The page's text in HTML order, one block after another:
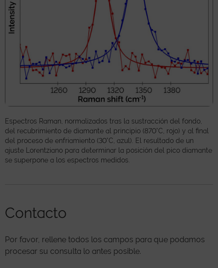
Espectros Raman, normalizados tras la sustracción del fondo,
del recubrimiento de diamante al principio (870°C, rojo) y al final
del proceso de enfriamiento (30°C, azul). El resultado de un
ajuste Lorentziano para determinar la posición del pico diamante
se superpone a los espectros medidos.
Contacto
Por favor, rellene todos los campos para que podamos
procesar su consulta lo antes posible.